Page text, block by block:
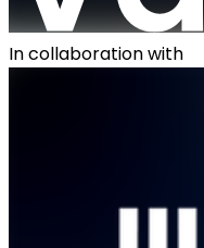
In collaboration with